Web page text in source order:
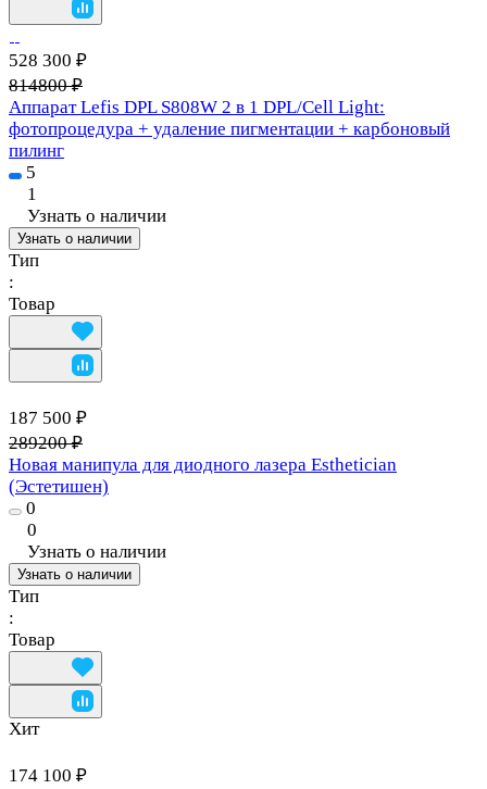
528 300 ₽
814800 ₽
Аппарат Lefis DPL S808W 2 в 1 DPL/Cell Light:
фотопроцедура + удаление пигментации + карбоновый
пилинг
5
1
Узнать о наличии
Узнать о наличии
Тип
:
Товар
187 500 ₽
289200 ₽
Новая манипула для диодного лазера Esthetician
(Эстетишен)
0
0
Узнать о наличии
Узнать о наличии
Тип
:
Товар
Хит
174 100 ₽